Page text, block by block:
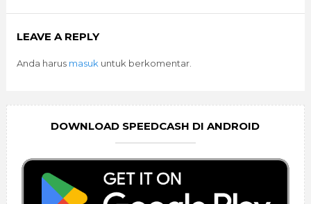
LEAVE A REPLY
Anda harus masuk untuk berkomentar.
DOWNLOAD SPEEDCASH DI ANDROID